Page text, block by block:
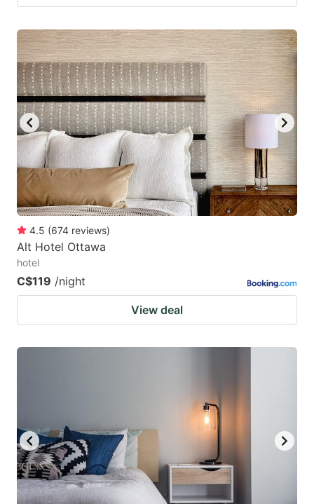
4.5 (674 reviews)
Alt Hotel Ottawa
hotel
C$119 /night
View deal